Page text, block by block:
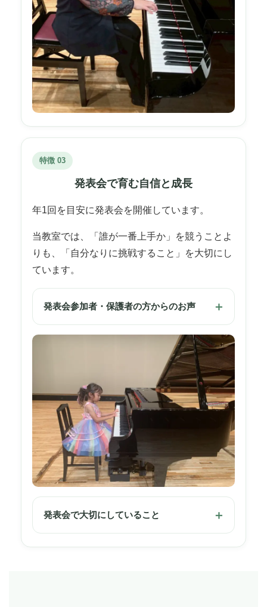
特徴 03
発表会で育む自信と成長
年1回を目安に発表会を開催しています。
当教室では、「誰が一番上手か」を競うことよ
りも、「自分なりに挑戦すること」を大切にし
ています。
発表会参加者・保護者の方からのお声
発表会で大切にしていること